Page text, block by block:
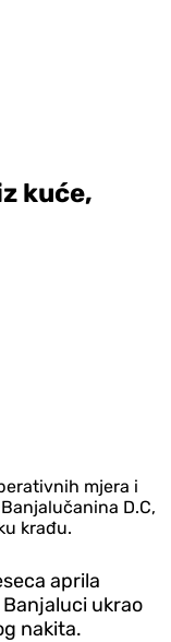
kuće,
mjera i
D.C,
krađu.
aprila
ukrao
nakita.